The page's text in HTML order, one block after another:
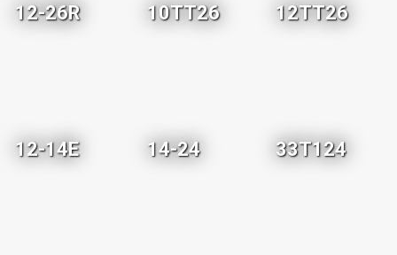
12-26R 10TT26 12TT26
12-14E 14-24 33T124